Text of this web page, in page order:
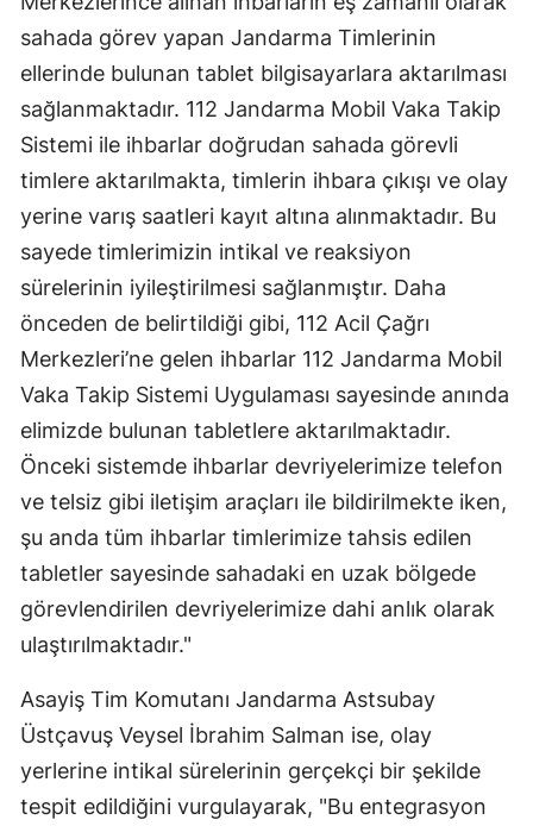
sahada görev yapan Jandarma Timlerinin
ellerinde bulunan tablet bilgisayarlara aktarılması
sağlanmaktadır. 112 Jandarma Mobil Vaka Takip
Sistemi ile ihbarlar doğrudan sahada görevli
timlere aktarılmakta, timlerin ihbara çıkışı ve olay
yerine varış saatleri kayıt altına alınmaktadır. Bu
sayede timlerimizin intikal ve reaksiyon
sürelerinin iyileştirilmesi sağlanmıştır. Daha
önceden de belirtildiği gibi, 112 Acil Çağrı
Merkezleri’ne gelen ihbarlar 112 Jandarma Mobil
Vaka Takip Sistemi Uygulaması sayesinde anında
elimizde bulunan tabletlere aktarılmaktadır.
Önceki sistemde ihbarlar devriyelerimize telefon
ve telsiz gibi iletişim araçları ile bildirilmekte iken,
şu anda tüm ihbarlar timlerimize tahsis edilen
tabletler sayesinde sahadaki en uzak bölgede
görevlendirilen devriyelerimize dahi anlık olarak
ulaştırılmaktadır."
Asayiş Tim Komutanı Jandarma Astsubay
Üstçavuş Veysel İbrahim Salman ise, olay
yerlerine intikal sürelerinin gerçekçi bir şekilde
tespit edildiğini vurgulayarak, "Bu entegrasyon